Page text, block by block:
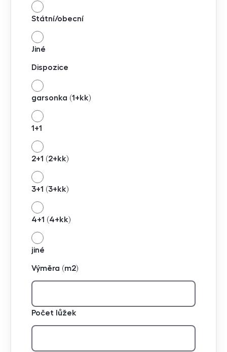
Státní/obecní
Jiné
Dispozice
garsonka (1+kk)
1+1
2+1 (2+kk)
3+1 (3+kk)
4+1 (4+kk)
jiné
Výměra (m2)
Počet lůžek